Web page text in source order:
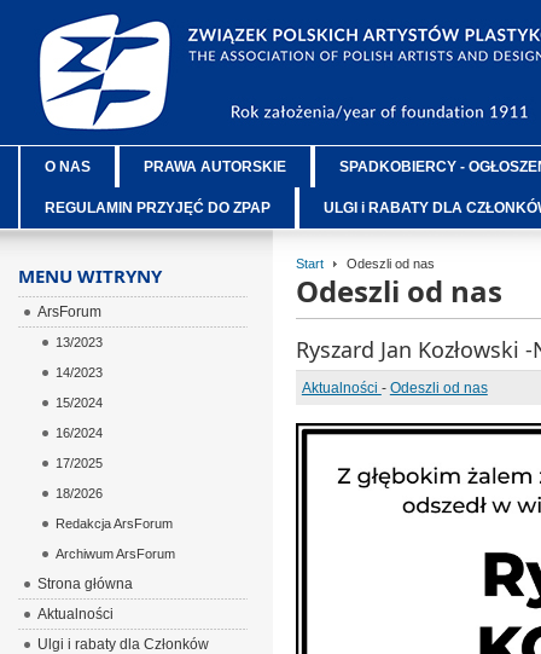
O NAS PRAWA AUTORSKIE SPADKOBIERCY -
REGULAMIN PRZYJĘĆ DO ZPAP ULGI i RABATY DLA
Start Odeszli od nas
Odeszli od nas
Ryszard Jan Kozłowski
Aktualności - Odeszli od nas
MENU WITRYNY
ArsForum
13/2023
14/2023
15/2024
16/2024
17/2025
18/2026
Redakcja ArsForum
Archiwum ArsForum
Strona główna
Aktualności
Ulgi i rabaty dla Członków